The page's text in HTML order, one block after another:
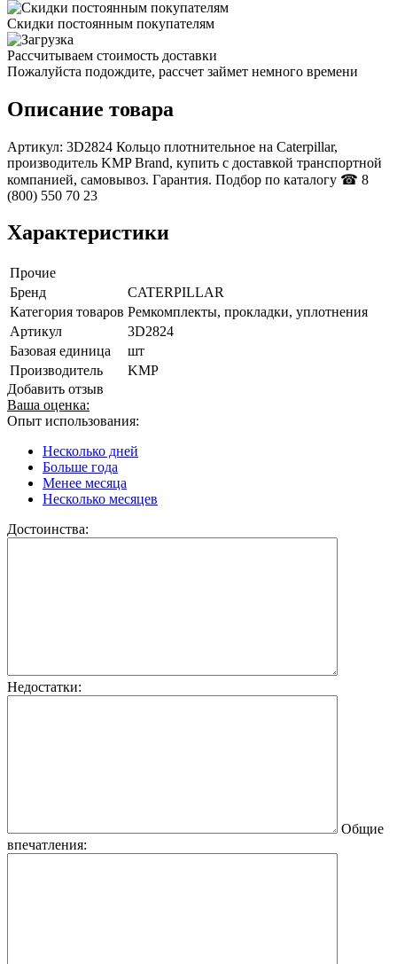
Скидки постоянным покупателям
Рассчитываем стоимость доставки
Пожалуйста подождите, рассчет займет немного времени
Описание товара
Артикул: 3D2824 Кольцо плотнительное на Caterpillar,
производитель KMP Brand, купить с доставкой транспортной
компанией, самовывоз. Гарантия. Подбор по каталогу ☎ 8
(800) 550 70 23
Характеристики
Прочие
Бренд
CATERPILLAR
Категория товаров Ремкомплекты, прокладки, уплотнения
Артикул
3D2824
Базовая единица
шт
Производитель
KMP
Добавить отзыв
Ваша оценка:
Опыт использования:
Несколько дней
Больше года
Менее месяца
Несколько месяцев
Достоинства:
Недостатки:
Общие
впечатления: